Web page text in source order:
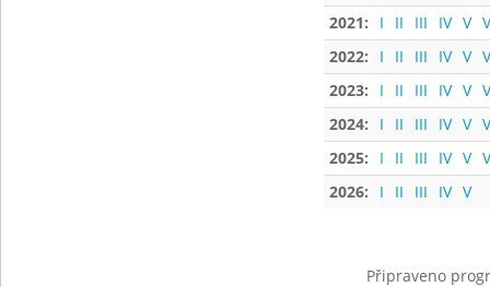
2021:
I II III IV V
2022:
I II III IV V
2023:
I II III IV V
2024:
I II III IV V
2025:
I II III IV V
2026:
I II III IV V
Připraveno